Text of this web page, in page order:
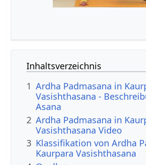
Inhaltsverzeichnis
1 Ardha Padmasana in
Vasishthasana -
Asana
2 Ardha Padmasana in
Vasishthasana Video
3 Klassifikation von Ardha
Kaurpara Vasishthasana